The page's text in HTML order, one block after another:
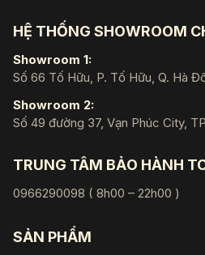
HỆ THỐNG SHOWROOM
Showroom 1:
Số 66 Tố Hữu, P. Tố Hữu, Q. Hà
Showroom 2:
Số 49 đường 37, Vạn Phúc City,
TRUNG TÂM BẢO HÀNH
0966290098 ( 8h00 – 22h00 )
SẢN PHẨM